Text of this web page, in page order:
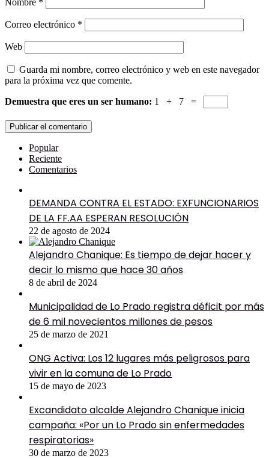
Nombre *
Correo electrónico *
Web
Guarda mi nombre, correo electrónico y web en este navegador
para la próxima vez que comente.
Demuestra que eres un ser humano: 1 + 7 =
Popular
Reciente
Comentarios
DEMANDA CONTRA EL ESTADO: EXFUNCIONARIOS
DE LA FF.AA ESPERAN RESOLUCIÓN
22 de agosto de 2024
Alejandro Chanique: Es tiempo de dejar hacer y
decir lo mismo que hace 30 años
8 de abril de 2024
Municipalidad de Lo Prado registra déficit por más
de 6 mil novecientos millones de pesos
25 de marzo de 2021
ONG Activa: Los 12 lugares más peligrosos para
vivir en la comuna de Lo Prado
15 de mayo de 2023
Excandidato alcalde Alejandro Chanique inicia
campaña: «Por un Lo Prado sin enfermedades
respiratorias»
30 de marzo de 2023